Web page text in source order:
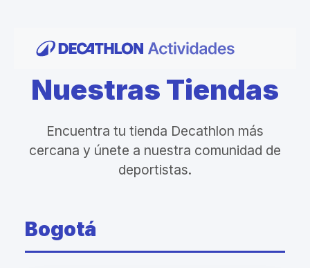
Nuestras Tiendas
Encuentra tu tienda Decathlon más
cercana y únete a nuestra comunidad de
deportistas.
Bogotá